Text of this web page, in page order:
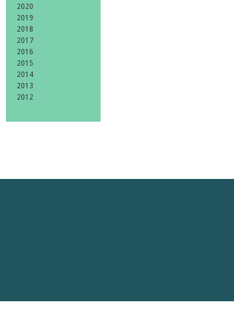
2020
2019
2018
2017
2016
2015
2014
2013
2012